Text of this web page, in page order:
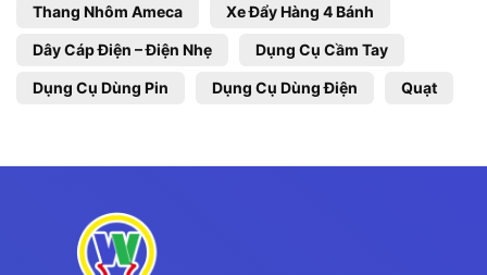
Thang Nhôm Ameca Xe Đẩy Hàng 4 Bánh
Dây Cáp Điện – Điện Nhẹ Dụng Cụ Cầm Tay
Dụng Cụ Dùng Pin Dụng Cụ Dùng Điện Quạt